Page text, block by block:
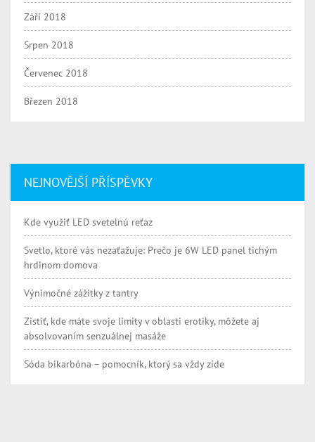
Září 2018
Srpen 2018
Červenec 2018
Březen 2018
NEJNOVĚJŠÍ PŘÍSPĚVKY
Kde využiť LED svetelnú reťaz
Svetlo, ktoré vás nezaťažuje: Prečo je 6W LED panel tichým
hrdinom domova
Výnimočné zážitky z tantry
Zistiť, kde máte svoje limity v oblasti erotiky, môžete aj
absolvovaním senzuálnej masáže
Sóda bikarbóna – pomocník, ktorý sa vždy zíde